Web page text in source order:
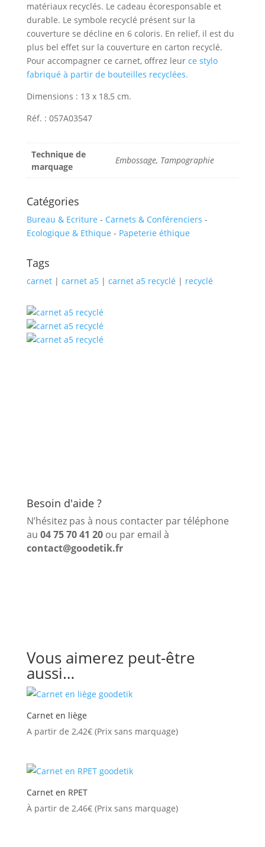
matériaux recyclés. Le cadeau écoresponsable et
durable. Le symbole recyclé présent sur la
couverture se décline en 6 coloris. En relief, il est du
plus bel effet sur la couverture en carton recyclé.
Pour accompagner ce carnet, offrez leur ce stylo
fabriqué à partir de bouteilles recyclées.
Dimensions : 13 x 18,5 cm.
Réf. : 057A03547
Technique de
marquage
Embossage, Tampographie
Catégories
Bureau & Ecriture - Carnets & Conférenciers -
Ecologique & Ethique - Papeterie éthique
Tags
carnet| carnet a5| carnet a5 recyclé | recyclé
Besoin d'aide ?
N’hésitez pas à nous contacter par téléphone
au 04 75 70 41 20 ou par email à
contact@goodetik.fr
Vous aimerez peut-être
aussi…
Carnet en liège
A partir de 2,42€(Prix sans marquage)
Carnet en RPET
À partir de 2,46€(Prix sans marquage)